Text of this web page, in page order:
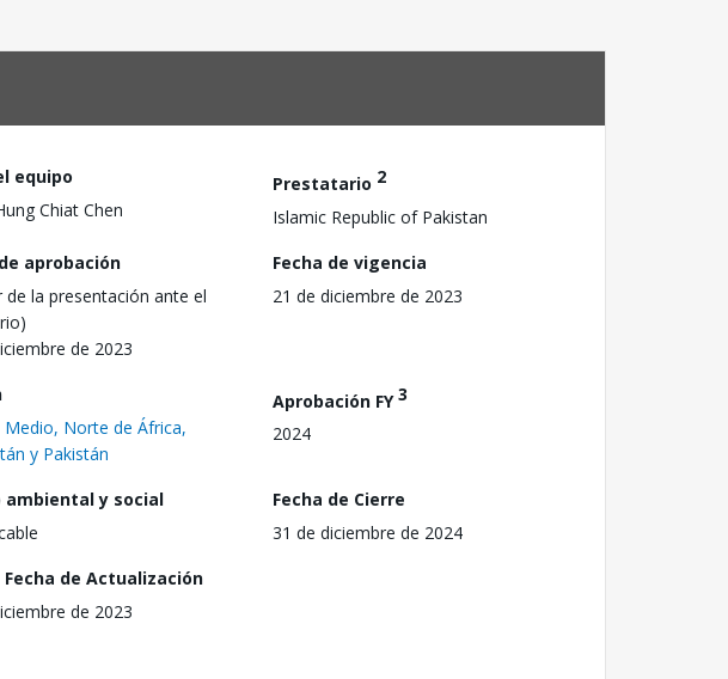
equipo
Chiat Chen
Prestatario 2
Islamic Republic of Pakistan
aprobación
de la presentación ante el
de 2023
Fecha de vigencia
21 de diciembre de 2023
Medio, Norte de África,
y Pakistán
Aprobación FY3
2024
ambiental y social
Fecha de Cierre
31 de diciembre de 2024
de Actualización
de 2023